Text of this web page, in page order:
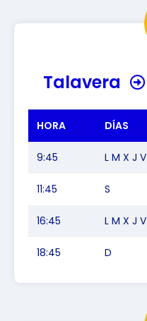
Talavera
HORA DÍAS
9:45 L M X J V
11:45 S
16:45 L M X J V
18:45 D